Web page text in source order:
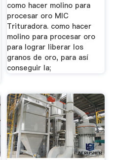
como hacer molino para
procesar oro MIC
Trituradora. como hacer
molino para procesar oro
para lograr liberar los
granos de oro, para así
conseguir la;